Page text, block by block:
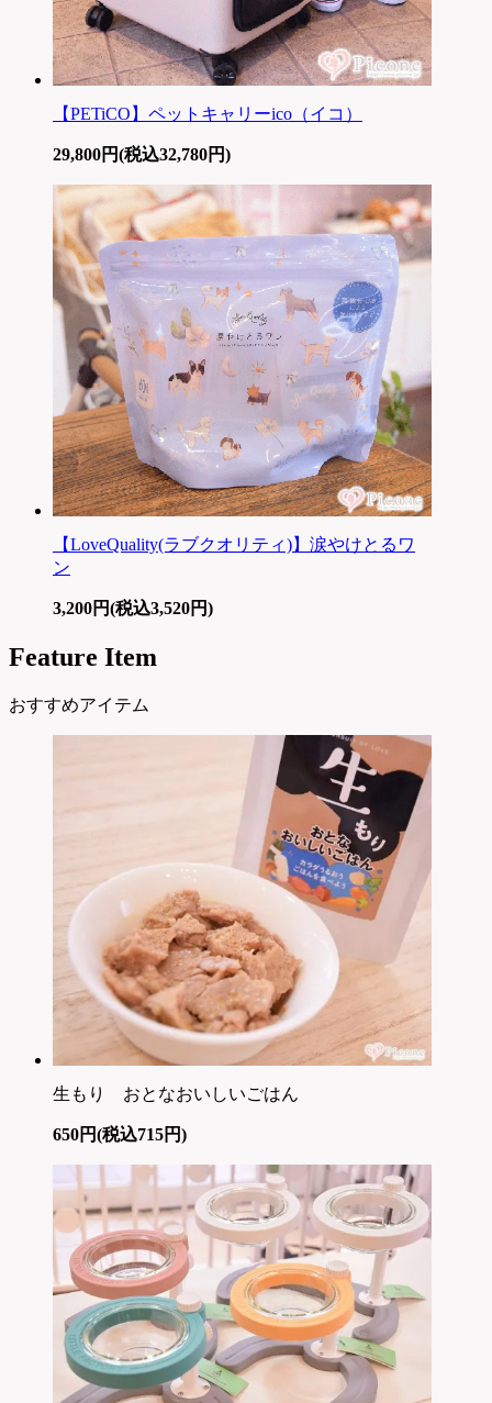
【PETiCO】ペットキャリーico（イコ）
29,800円(税込32,780円)
【LoveQuality(ラブクオリティ)】涙やけとるワ
ン
3,200円(税込3,520円)
Feature Item
おすすめアイテム
生もり おとなおいしいごはん
650円(税込715円)